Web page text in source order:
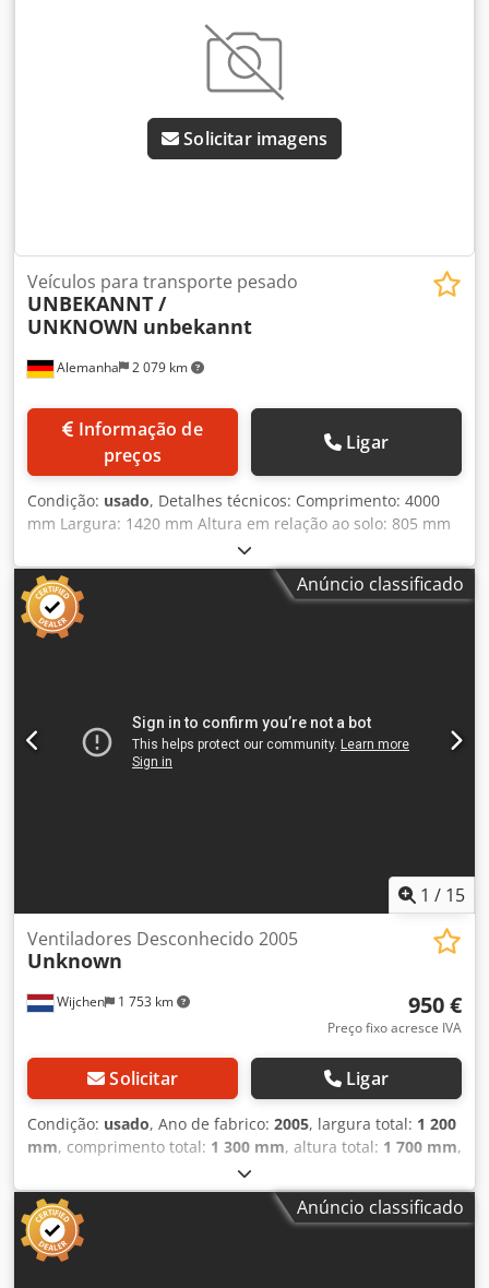
[mm]: 1.500 - Peso de transporte [kg]: 1.650 kg Cedpfx
Afsza Ubustorf Informações financeiras IVA: O preço
indicado é acrescido de IVA IVA/regime de diferença: IVA
dedutível para empresas Entrega e retoma possíveis em
qualquer altura para todo o material do setor industrial
Tess van den Boom
Solicitar imagens
Alemanha 2 079 km
Veículos para transporte pesado
UNBEKANNT /
UNKNOWN unbekannt
preços
Ligar
Condição: usado, Detalhes técnicos: Comprimento: 4000
mm Largura: 1420 mm Altura em relação ao solo: 805 mm
Capacidade de carga: 10 t Diâmetro da roda - máx.: 600
mm Codszlxbuopfx Afterf Bitola: 1000 mm Tensão de
controlo: 80 V Controlo elétrico: Sim, com comando manual
Peso: 3,25 t Dimensões C x L x A: 4,0 x 1,42 x 0,81 m Tipo de
bateria: Chumbo-ácido Carrinho de transporte de carga
Anúncio classificado
1 / 15
Wijchen 1 753 km
Ventiladores Desconhecido 2005
Unknown
950 €
Preço fixo acresce IVA
Solicitar Ligar
Condição: usado, Ano de fabrico: 2005, largura total: 1 200
mm, comprimento total: 1 300 mm, altura total: 1 700 mm,
Cor: Prateado Peso vazio: 300 kg - Ano de fabrico: 2005 -
Documentação disponível: Não - Certificado CE: Não -
Potência do motor principal [kW]: 7,5 - Rotação [rpm]: 2930
- Diâmetro de ligação [mm]: 395 - Diâmetro de saída [mm]:
315 - Material do rotor: Metal - Tensão [V]: 400 - Fusível [A]:
Anúncio classificado